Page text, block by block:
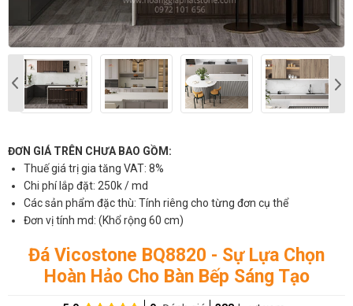
ĐƠN GIÁ TRÊN CHƯA BAO GỒM:
Thuế giá trị gia tăng VAT: 8%
Chi phí lắp đặt: 250k / md
Các sản phẩm đặc thù: Tính riêng cho từng đơn cụ thể
Đơn vị tính md: (Khổ rộng 60 cm)
Đá Vicostone BQ8820 - Sự Lựa Chọn
Hoàn Hảo Cho Bàn Bếp Sáng Tạo